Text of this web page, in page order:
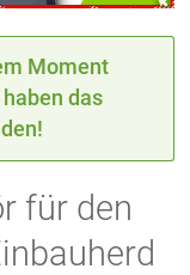
Moment
das
für den